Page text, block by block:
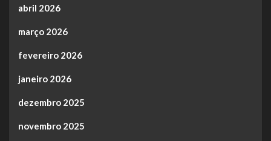
abril 2026
março 2026
fevereiro 2026
janeiro 2026
dezembro 2025
novembro 2025